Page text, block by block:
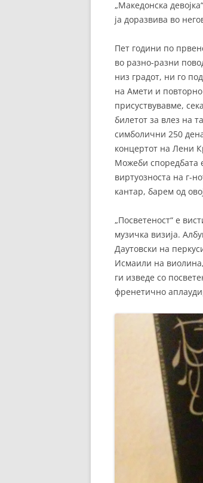
„Македонска
ја доразвива во
Пет години по
во разно-разни
низ градот, ни го
на Амети и
присуствувавме,
билетот за влез на
симболични 250
концертот на Лени
Можеби споредбата
виртуозноста на г-
кантар, барем од
„Посветеност“ е
музичка визија.
Даутовски на
Исмаили на
ги изведе со
френетично